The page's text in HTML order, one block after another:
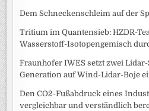
Dem Schneckenschleim auf der
Tritium im Quantensieb: HZDR-
Wasserstoff-Isotopengemisch
Fraunhofer IWES setzt zwei
Generation auf Wind-Lidar-Boje
Den CO2-Fußabdruck eines
vergleichbar und verständlich